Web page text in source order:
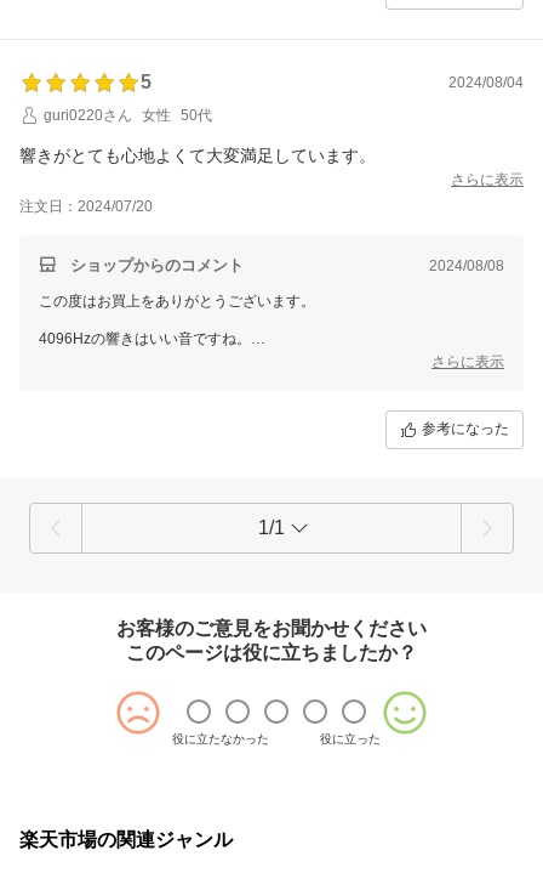
5
2024/08/04
guri0220さん
女性 50代
響きがとても心地よくて大変満足しています。
さらに表示
注文日：2024/07/20
ショップからのコメント 2024/08/08
この度はお買上をありがとうございます。
4096Hzの響きはいい音ですね。
さらに表示
参考になった
1/1
お客様のご意見をお聞かせください
このページは役に立ちましたか？
役に立たなかった 役に立った
楽天市場の関連ジャンル